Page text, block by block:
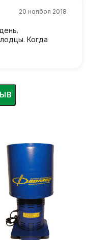
20 ноября 2018
Когда